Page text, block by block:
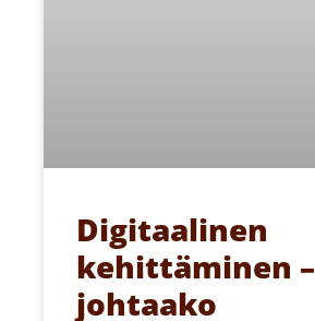
Digitaalinen
kehittäminen –
johtaako